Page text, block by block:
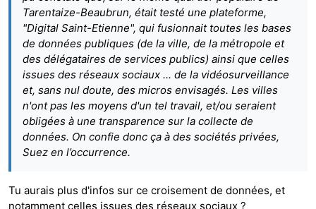
Tarentaize-Beaubrun, était testé une plateforme,
"Digital Saint-Etienne", qui fusionnait toutes les bases
de données publiques (de la ville, de la métropole et
des délégataires de services publics) ainsi que celles
issues des réseaux sociaux ... de la vidéosurveillance
et, sans nul doute, des micros envisagés. Les villes
n'ont pas les moyens d'un tel travail, et/ou seraient
obligées à une transparence sur la collecte de
données. On confie donc ça à des sociétés privées,
Suez en l’occurrence.
Tu aurais plus d'infos sur ce croisement de données, et
notamment celles issues des réseaux sociaux ?